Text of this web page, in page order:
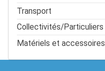
Transport
Collectivités/Particuliers
Matériels et accessoires